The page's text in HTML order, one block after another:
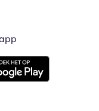
venster